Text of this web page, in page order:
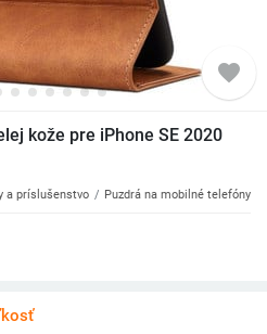
favorite
kože pre iPhone SE 2020
a príslušenstvo Puzdrá na mobilné telefóny